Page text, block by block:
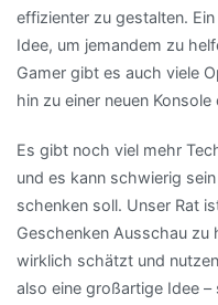
effizienter zu gestalten.
Idee, um jemandem zu
Gamer gibt es auch viele
hin zu einer neuen
Es gibt noch viel mehr
und es kann schwierig
schenken soll. Unser Rat
Geschenken Ausschau zu
wirklich schätzt und
also eine großartige Idee